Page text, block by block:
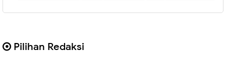
Pilihan Redaksi